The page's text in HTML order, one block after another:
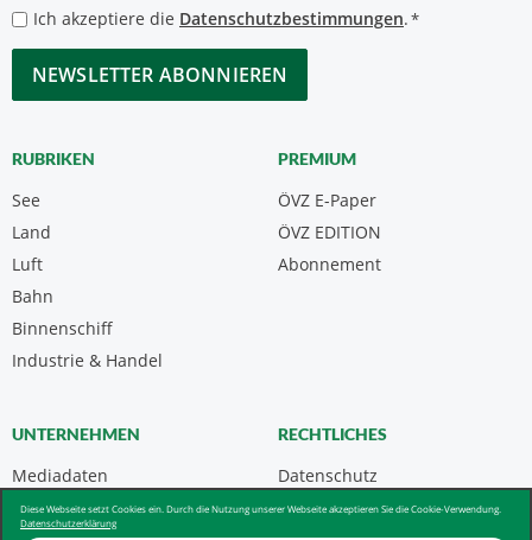
Diese Webseite setzt Cookies ein. Durch die Nutzung unserer Webseite akzeptieren Sie die Cookie-Verwendung.
Datenschutzerklärung
Datenschutzbestimmungen
*
Ich akzeptiere die Datenschutzbestimmungen.*
CAPTCHA
RUBRIKEN
See
Land
Luft
Bahn
Binnenschiff
Industrie & Handel
PREMIUM
ÖVZ E-Paper
Abonnement
ÖVZ EDITION
UNTERNEHMEN
Mediadaten
Kontakt
RECHTLICHES
Datenschutz
Impressum